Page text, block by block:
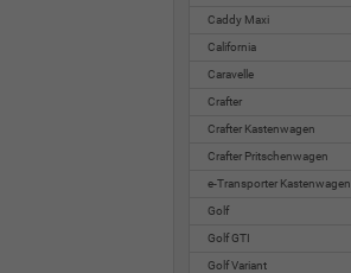
Caddy Maxi
California
Caravelle
Crafter
Crafter Kastenwagen
Crafter Pritschenwagen
e-Transporter Kastenwagen
Golf
Golf GTI
Golf Variant